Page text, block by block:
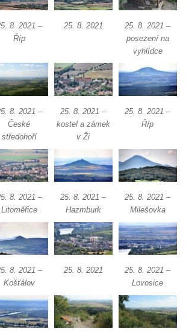
v údolí Samoty u
(Piklštejn) u Rybniště
Milštejna
u Jezdecké cesty nad
Varech
na Hostibejku v
Vltavou
na Hostibejku v Kralupech
8. 2021 –
Říp
25. 8. 2021
25. 8. 2021 –
posezení na
vyhlídce
8. 2021 –
České
středohoří
25. 8. 2021 –
kostel a zámek
v Ži
25. 8. 2021 –
Říp
8. 2021 –
Litoměřice
25. 8. 2021 –
Hazmburk
25. 8. 2021 –
Milešovka
8. 2021 –
Košťálov
25. 8. 2021
25. 8. 2021 –
Lovosice